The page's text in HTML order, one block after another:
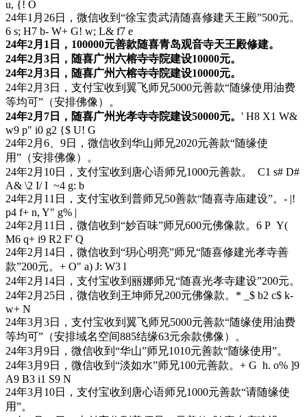
u, {! O
24年1月26日，微信收到“徐宝贵武清随喜修建天王殿”500元。
6 s; H7 b- W+ G! w; L& f7 e
24年2月1日，100000元善款随喜青岛观音寺天王殿修建。
24年2月3日，随喜广州六榕寺寺院建设10000元。
24年2月3日，随喜广州六榕寺寺院建设10000元。
24年2月3日，支付宝收到翼飞师兄5000元善款“随缘使用油费
等均可”（安排佛像）。
24年2月7日，随喜广州光孝寺寺院建设50000元。 ' H8 X1 W&
w9 p" i0 g2 {$ U! G
24年2月6、9日，微信收到华山师兄2020元善款“随缘使
用”（安排佛像）。
24年2月10日，支付宝收到唐心语师兄1000元善款。
C1 s# D#
A& \2 I/ I ~4 g: b
24年2月11日，支付宝收到普师兄50善款“随喜寺庙建设”。 - |!
p4 f+ n, Y" g% |
24年2月11日，微信收到“妙百味”师兄600元佛像款。 6 P Y(
M6 q+ i9 R2 F' Q
24年2月14日，微信收到“玥心明亮”师兄“随喜修建光孝寺善
款”200元。 + O" a) J: W3 l
24年2月14日，支付宝收到丽娜师兄“随喜光孝寺建设”200元。
24年2月25日，微信收到王坤师兄200元佛像款。 * _$ b2 c$ k-
w+ N
24年3月3日，支付宝收到翼飞师兄5000元善款“随缘使用油费
等均可”（安排域名空间885结缘63元余款佛像）。
24年3月9日，微信收到“华山”师兄1010元善款“随缘使用”。
24年3月9日，微信收到“淡如水”师兄100元善款。 + G h. o% ]9
A9 B3 i1 S9 N
24年3月10日，支付宝收到唐心语师兄1000元善款“请随缘使
用”。